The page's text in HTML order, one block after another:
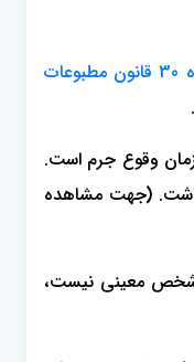
ماده 30 قانون مطبوعات
وقوع جرم است.
داشت. (جهت مشاهده
شخص معینی نیست،